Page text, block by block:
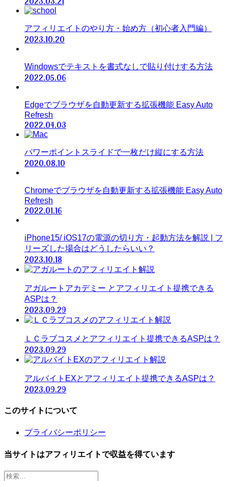
アフィリエイトのやり方・始め方（初心者入門編）
2023.10.20
Windowsでテキストを書式なしで貼り付けする方法
2022.05.06
Edgeでブラウザを自動更新する拡張機能 Easy Auto
Refresh
2022.04.03
パワーポイントスライドで一枚だけ縦にする方法
2020.08.10
Chromeでブラウザを自動更新する拡張機能 Easy Auto
Refresh
2022.01.16
iPhone15/ iOS17の電源の切り方・起動方法を解説 | フ
リーズした場合はどうしたらいい？
2023.10.18
アガルートアカデミー とアフィリエイト提携できる
ASPは？
2023.09.29
ＬＣラブコスメとアフィリエイト提携できるASPは？
2023.09.29
アルバイトEXとアフィリエイト提携できるASPは？
2023.09.29
このサイトについて
プライバシーポリシー
当サイトはアフィリエイトで収益を得ています
検